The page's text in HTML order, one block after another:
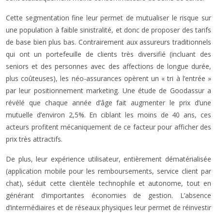
Cette segmentation fine leur permet de mutualiser le risque sur
une population à faible sinistralité, et donc de proposer des tarifs
de base bien plus bas. Contrairement aux assureurs traditionnels
qui ont un portefeuille de clients très diversifié (incluant des
seniors et des personnes avec des affections de longue durée,
plus coûteuses), les néo-assurances opèrent un « tri à l’entrée »
par leur positionnement marketing. Une étude de Goodassur a
révélé que chaque année d’âge fait augmenter le prix d’une
mutuelle d’environ 2,5%. En ciblant les moins de 40 ans, ces
acteurs profitent mécaniquement de ce facteur pour afficher des
prix très attractifs.
De plus, leur expérience utilisateur, entièrement dématérialisée
(application mobile pour les remboursements, service client par
chat), séduit cette clientèle technophile et autonome, tout en
générant d’importantes économies de gestion. L’absence
d’intermédiaires et de réseaux physiques leur permet de réinvestir